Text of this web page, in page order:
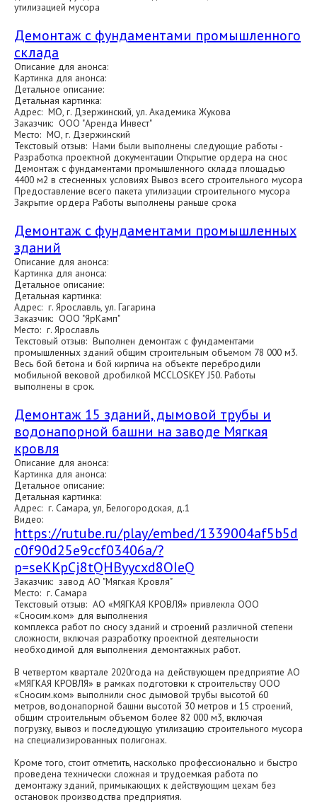
утилизацией мусора
Демонтаж с фундаментами промышленного
склада
Описание для анонса:
Картинка для анонса:
Детальное описание:
Детальная картинка:
Адрес: МО, г. Дзержинский, ул. Академика Жукова
Заказчик: ООО "Аренда Инвест"
Место: МО, г. Дзержинский
Текстовый отзыв: Нами были выполнены следующие работы -
Разработка проектной документации Открытие ордера на снос
Демонтаж с фундаментами промышленного склада площадью
4400 м2 в стесненных условиях Вывоз всего строительного мусора
Предоставление всего пакета утилизации строительного мусора
Закрытие ордера Работы выполнены раньше срока
Демонтаж с фундаментами промышленных
зданий
Описание для анонса:
Картинка для анонса:
Детальное описание:
Детальная картинка:
Адрес: г. Ярославль, ул. Гагарина
Заказчик: ООО "ЯрКамп"
Место: г. Ярославль
Текстовый отзыв: Выполнен демонтаж с фундаментами
промышленных зданий общим строительным объемом 78 000 м3.
Весь бой бетона и бой кирпича на объекте перебродили
мобильной вековой дробилкой MCCLOSKEY J50. Работы
выполнены в срок.
Демонтаж 15 зданий, дымовой трубы и
водонапорной башни на заводе Мягкая
кровля
Описание для анонса:
Картинка для анонса:
Детальное описание:
Детальная картинка:
Адрес: г. Самара, ул, Белогородская, д.1
Видео:
https://rutube.ru/play/embed/1339004af5b5d
c0f90d25e9ccf03406a/?
p=seKKpCj8tQHByycxd8OIeQ
Заказчик: завод АО "Мягкая Кровля"
Место: г. Самара
Текстовый отзыв: АО «МЯГКАЯ КРОВЛЯ» привлекла ООО
«Сносим.ком» для выполнения
комплекса работ по сносу зданий и строений различной степени
сложности, включая разработку проектной деятельности
необходимой для выполнения демонтажных работ.
В четвертом квартале 2020года на действующем предприятие АО
«МЯГКАЯ КРОВЛЯ» в рамках подготовки к строительству ООО
«Сносим.ком» выполнили снос дымовой трубы высотой 60
метров, водонапорной башни высотой 30 метров и 15 строений,
общим строительным объемом более 82 000 м3, включая
погрузку, вывоз и последующую утилизацию строительного мусора
на специализированных полигонах.
Кроме того, стоит отметить, насколько профессионально и быстро
проведена технически сложная и трудоемкая работа по
демонтажу зданий, примыкающих к действующим цехам без
остановок производства предприятия.